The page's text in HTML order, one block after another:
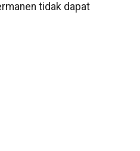
tidak dapat